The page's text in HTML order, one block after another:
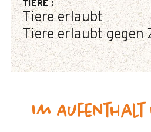
TIERE:
Tiere erlaubt
Tiere erlaubt gegen
Im